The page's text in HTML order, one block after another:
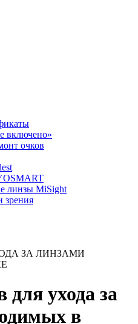
включено»
очков
линзы MiSight
зрения
ЗА ЛИНЗАМИ
для ухода за
в